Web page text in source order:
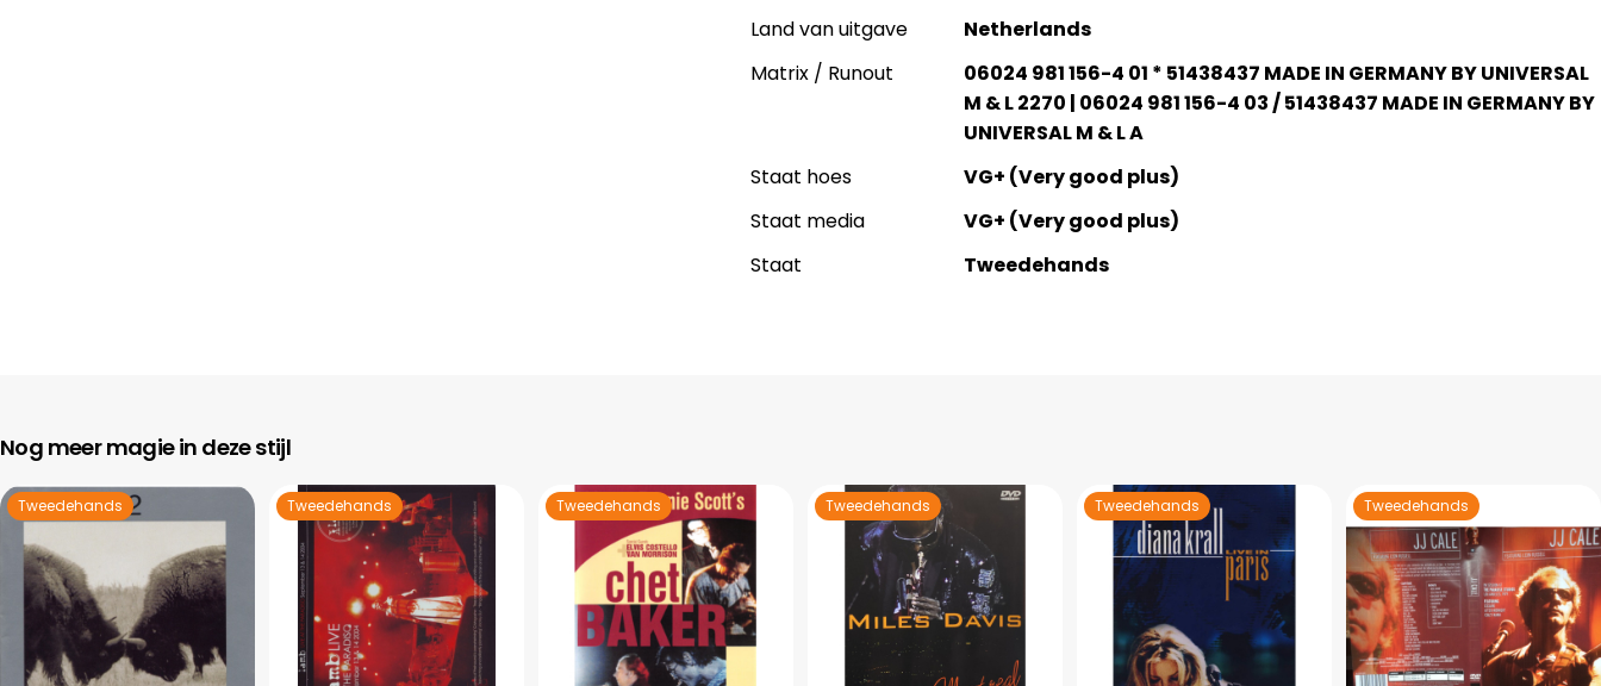
Land van uitgave
Netherlands
Matrix / Runout
06024 981 156-4 01 * 51438437 MADE IN GERMANY BY UNIVERSAL
M & L 2270 | 06024 981 156-4 03 / 51438437 MADE IN GERMANY BY
UNIVERSAL M & L A
Staat hoes
VG+ (Very good plus)
Staat media
VG+ (Very good plus)
Staat
Tweedehands
Nog meer magie in deze stijl
Tweedehands Tweedehands Tweedehands Tweedehands Tweedehands Tweedehands